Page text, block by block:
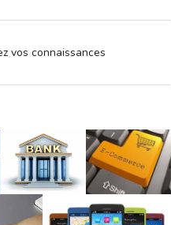
vos connaissances